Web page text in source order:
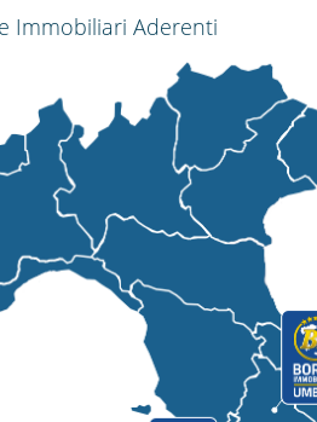
Immobiliari Aderenti